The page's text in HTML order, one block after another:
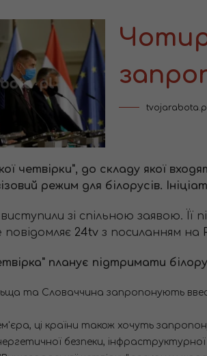
четвірки", до складу якої
режим для білорусів.
зі спільною заявою.
24tv з посиланням на
планує підтримати
та Словаччина запропонують
ці країни також хочуть
безпеки,